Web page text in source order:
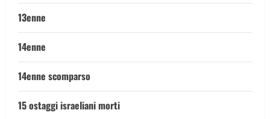
13enne
14enne
14enne scomparso
15 ostaggi israeliani morti